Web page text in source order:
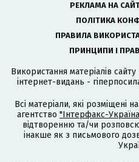
РЕКЛАМА НА
ПОЛІТИКА
ПРАВИЛА
ПРИНЦИПИ І
Використання матеріалів
інтернет-видань -
Всі матеріали, які розміщені
агентство "Інтерфакс-
відтворенню та/чи
інакше як з письмового